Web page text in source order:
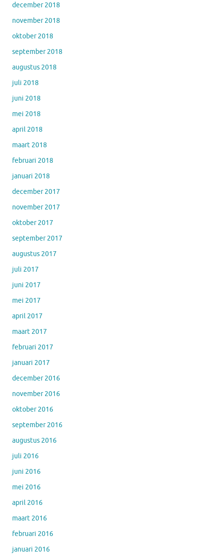
december 2018
november 2018
oktober 2018
september 2018
augustus 2018
juli 2018
juni 2018
mei 2018
april 2018
maart 2018
februari 2018
januari 2018
december 2017
november 2017
oktober 2017
september 2017
augustus 2017
juli 2017
juni 2017
mei 2017
april 2017
maart 2017
februari 2017
januari 2017
december 2016
november 2016
oktober 2016
september 2016
augustus 2016
juli 2016
juni 2016
mei 2016
april 2016
maart 2016
februari 2016
januari 2016